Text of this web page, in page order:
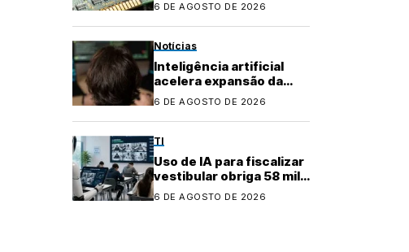
6 DE AGOSTO DE 2026
Notícias
Inteligência artificial
acelera expansão da
indústria do cibercrime
6 DE AGOSTO DE 2026
TI
Uso de IA para fiscalizar
vestibular obriga 58 mil
candidatos a refazer
6 DE AGOSTO DE 2026